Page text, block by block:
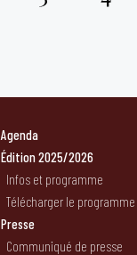
Agenda
Édition 2025/2026
Infos et programme
Télécharger le programme
Presse
Communiqué de presse